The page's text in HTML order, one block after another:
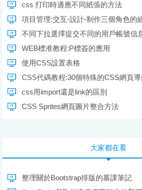
css 打印時適應不同紙張的方法
項目管理:交互-設計-制作三個角色的
不同下拉選擇提交不同的用戶帳號信
WEB標准教程:P標簽的應用
使用CSS設置表格
CSS代碼教程:30個特殊的CSS網頁導
css用import還是link的區別
CSS Sprites網頁圖片整合方法
大家都在看
整理關於Bootstrap排版的慕課筆記